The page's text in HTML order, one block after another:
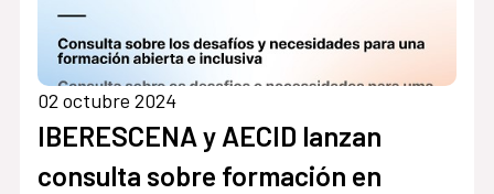
02 octubre 2024
IBERESCENA y AECID lanzan
consulta sobre formación en